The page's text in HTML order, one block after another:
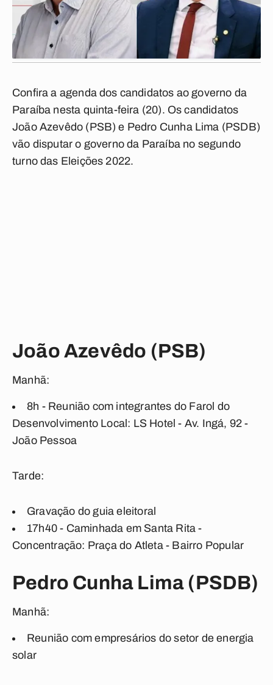
Confira a agenda dos candidatos ao governo da
Paraíba nesta quinta-feira (20). Os candidatos
João Azevêdo (PSB) e Pedro Cunha Lima (PSDB)
vão disputar o governo da Paraíba no segundo
turno das Eleições 2022.
João Azevêdo (PSB)
Manhã:
8h - Reunião com integrantes do Farol do
Desenvolvimento Local: LS Hotel - Av. Ingá, 92 -
João Pessoa
Tarde:
Gravação do guia eleitoral
17h40 - Caminhada em Santa Rita -
Concentração: Praça do Atleta - Bairro Popular
Pedro Cunha Lima (PSDB)
Manhã:
Reunião com empresários do setor de energia
solar